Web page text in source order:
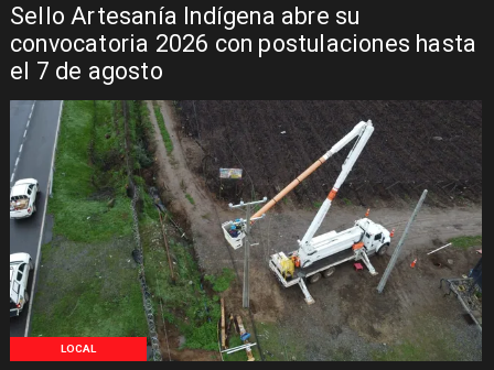
Sello Artesanía Indígena abre su
convocatoria 2026 con postulaciones hasta
el 7 de agosto
LOCAL